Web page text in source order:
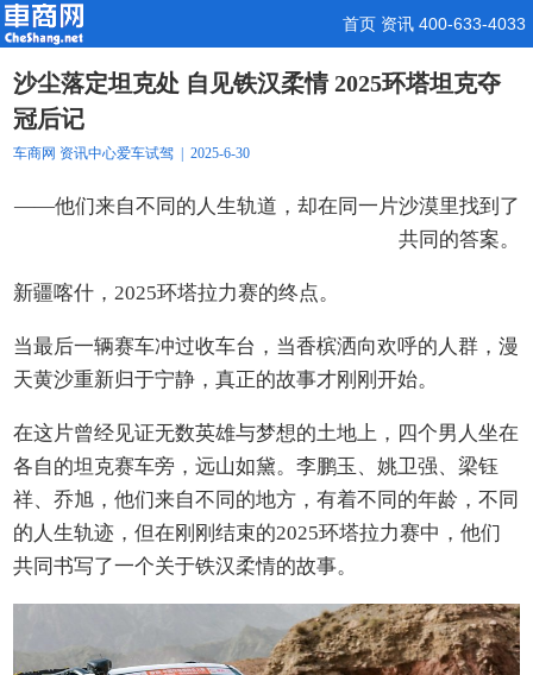
首页 资讯 400-633-4033
沙尘落定坦克处 自见铁汉柔情 2025环塔坦克夺
冠后记
车商网 资讯中心爱车试驾 | 2025-6-30
——他们来自不同的人生轨道，却在同一片沙漠里找到了
共同的答案。
新疆喀什，2025环塔拉力赛的终点。
当最后一辆赛车冲过收车台，当香槟洒向欢呼的人群，漫
天黄沙重新归于宁静，真正的故事才刚刚开始。
在这片曾经见证无数英雄与梦想的土地上，四个男人坐在
各自的坦克赛车旁，远山如黛。李鹏玉、姚卫强、梁钰
祥、乔旭，他们来自不同的地方，有着不同的年龄，不同
的人生轨迹，但在刚刚结束的2025环塔拉力赛中，他们
共同书写了一个关于铁汉柔情的故事。